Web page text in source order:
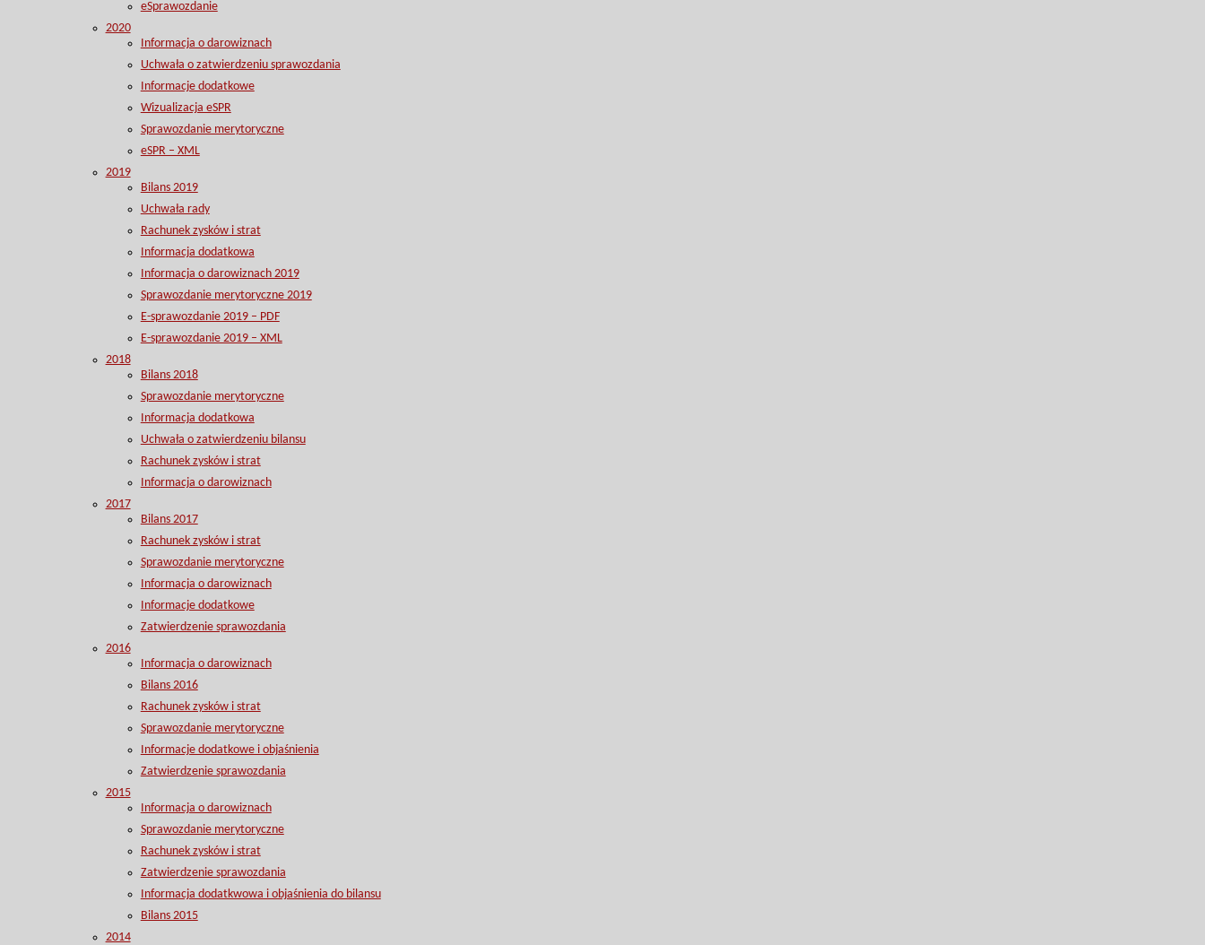
eSprawozdanie
2020
Informacja o darowiznach
Uchwała o zatwierdzeniu sprawozdania
Informacje dodatkowe
Wizualizacja eSPR
Sprawozdanie merytoryczne
eSPR – XML
2019
Bilans 2019
Uchwała rady
Rachunek zysków i strat
Informacja dodatkowa
Informacja o darowiznach 2019
Sprawozdanie merytoryczne 2019
E-sprawozdanie 2019 – PDF
E-sprawozdanie 2019 – XML
2018
Bilans 2018
Sprawozdanie merytoryczne
Informacja dodatkowa
Uchwała o zatwierdzeniu bilansu
Rachunek zysków i strat
Informacja o darowiznach
2017
Bilans 2017
Rachunek zysków i strat
Sprawozdanie merytoryczne
Informacja o darowiznach
Informacje dodatkowe
Zatwierdzenie sprawozdania
2016
Informacja o darowiznach
Bilans 2016
Rachunek zysków i strat
Sprawozdanie merytoryczne
Informacje dodatkowe i objaśnienia
Zatwierdzenie sprawozdania
2015
Informacja o darowiznach
Sprawozdanie merytoryczne
Rachunek zysków i strat
Zatwierdzenie sprawozdania
Informacja dodatkwowa i objaśnienia do bilansu
Bilans 2015
2014